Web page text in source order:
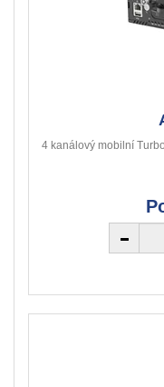
4 kanálový mobilní